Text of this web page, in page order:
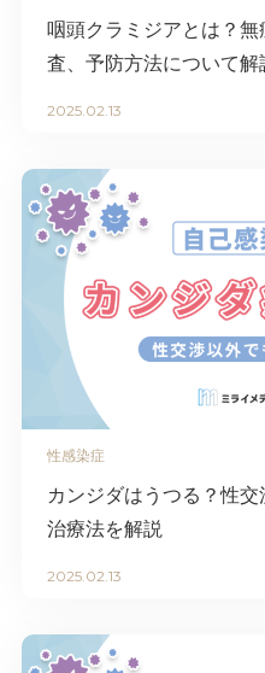
咽頭クラミジアとは？
査、予防方法について解
2025.02.13
性感染症
カンジダはうつる？性
治療法を解説
2025.02.13